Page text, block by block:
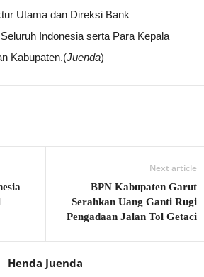
Utama dan Direksi Bank
Indonesia serta Para Kepala
Kabupaten.(Juenda)
Next article
BPN Kabupaten Garut
Serahkan Uang Ganti Rugi
Pengadaan Jalan Tol Getaci
Henda Juenda